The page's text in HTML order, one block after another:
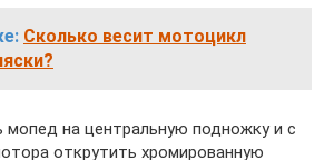
Сколько весит мотоцикл
мопед на центральную подножку и с
открутить хромированную